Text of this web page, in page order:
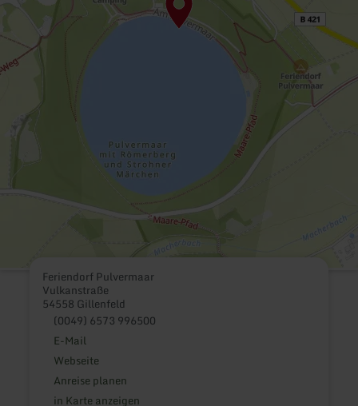
Feriendorf Pulvermaar
Vulkanstraße
54558 Gillenfeld
(0049) 6573 996500
E-Mail
Webseite
Anreise planen
in Karte anzeigen